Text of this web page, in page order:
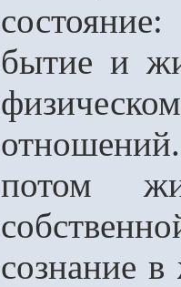
бытие и
потом
сознание